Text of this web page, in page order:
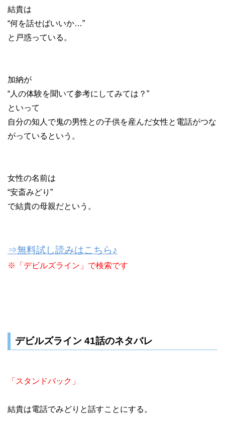
結貴は
“何を話せばいいか…”
と戸惑っている。
加納が
“人の体験を聞いて参考にしてみては？”
といって
自分の知人で鬼の男性との子供を産んだ女性と電話がつな
がっているという。
女性の名前は
“安斎みどり”
で結貴の母親だという。
⇒無料試し読みはこちら♪
※「デビルズライン」で検索です
デビルズライン 41話のネタバレ
「スタンドバック」
結貴は電話でみどりと話すことにする。